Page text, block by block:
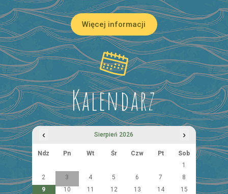
Więcej informacji
Kalendarz
‹ Sierpień 2026 ›
Ndz Pn Wt Śr Czw Pt
Sob
1
2
3 4 5 6 7
8
9
10 11 12 13 14
15